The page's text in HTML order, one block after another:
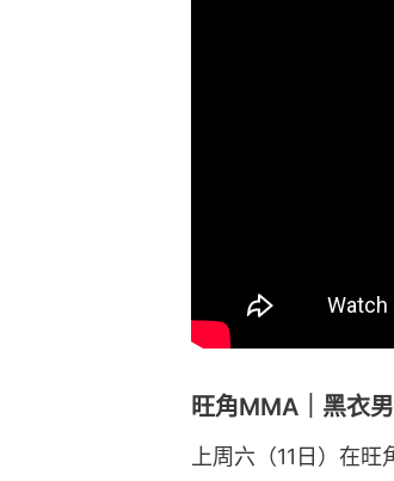
旺角MMA｜黑衣
上周六（11日）在